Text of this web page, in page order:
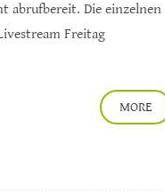
abrufbereit. Die einzelnen
Freitag
MORE